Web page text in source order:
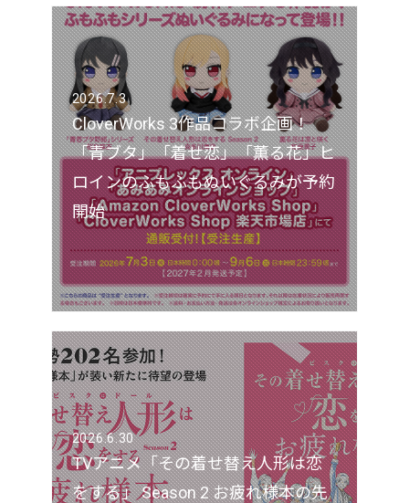
2026.7.3
CloverWorks 3作品コラボ企画！
「青ブタ」「着せ恋」「薫る花」ヒ
ロインのふもふもぬいぐるみが予約
開始
2026.6.30
TVアニメ「その着せ替え人形は恋
をする」 Season 2 お疲れ様本の先